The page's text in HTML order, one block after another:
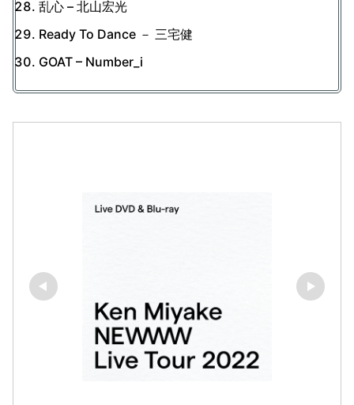
乱心 – 北山宏光
Ready To Dance － 三宅健
GOAT – Number_i